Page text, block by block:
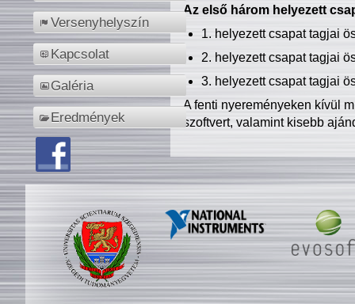
Versenyhelyszín
Kapcsolat
Galéria
Eredmények
Az első három helyezett
1. helyezett csapat tagjai
2. helyezett csapat tagjai
3. helyezett csapat tagjai
A fenti nyereményeken kívül
szoftvert, valamint kisebb